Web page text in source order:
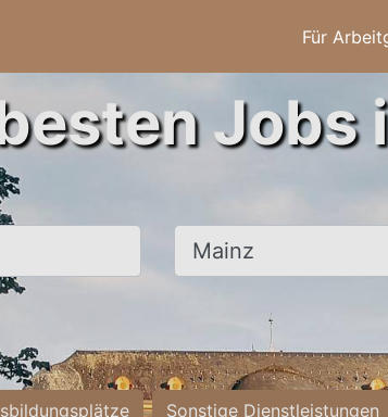
Für
Jobs
Ort, Stadt
Sonstige Dienstleistungen